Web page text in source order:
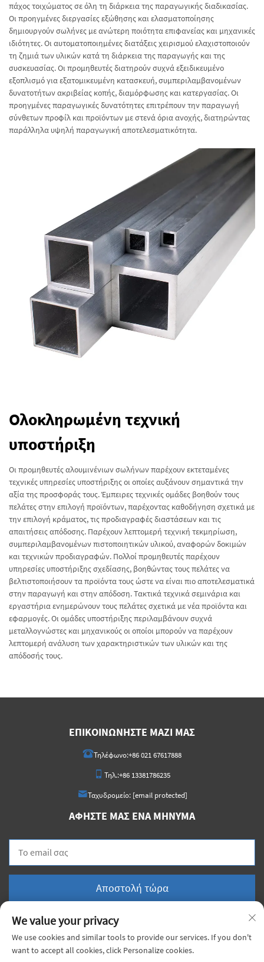
πάχος τοιχώματος σε όλη τη διάρκεια της παραγωγικής διαδικασίας.
Οι προηγμένες διεργασίες εξώθησης και ελασματοποίησης
δημιουργούν σωλήνες με ανώτερη ποιότητα επιφανείας και μηχανικές
ιδιότητες. Οι αυτοματοποιημένες διατάξεις χειρισμού ελαχιστοποιούν
τη ζημιά των υλικών κατά τη διάρκεια της παραγωγής και της
συσκευασίας. Οι προμηθευτές διατηρούν συχνά εξειδικευμένο
εξοπλισμό για εξατομικευμένη κατασκευή, συμπεριλαμβανομένων
δυνατοτήτων ακριβείας κοπής, διαμόρφωσης και κατεργασίας. Οι
προηγμένες παραγωγικές δυνατότητες επιτρέπουν την παραγωγή
σύνθετων προφίλ και προϊόντων με στενά όρια ανοχής, διατηρώντας
παράλληλα υψηλή παραγωγική αποτελεσματικότητα.
Ολοκληρωμένη τεχνική
υποστήριξη
Οι προμηθευτές αλουμινένιων σωλήνων παρέχουν εκτεταμένες
τεχνικές υπηρεσίες υποστήριξης οι οποίες αυξάνουν σημαντικά την
αξία της προσφοράς τους. Έμπειρες τεχνικές ομάδες βοηθούν τους
πελάτες στην επιλογή προϊόντων, παρέχοντας καθοδήγηση σχετικά με
την επιλογή κράματος, τις προδιαγραφές διαστάσεων και τις
απαιτήσεις απόδοσης. Παρέχουν λεπτομερή τεχνική τεκμηρίωση,
συμπεριλαμβανομένων πιστοποιητικών υλικού, αναφορών δοκιμών
και τεχνικών προδιαγραφών. Πολλοί προμηθευτές παρέχουν
υπηρεσίες υποστήριξης σχεδίασης, βοηθώντας τους πελάτες να
βελτιστοποιήσουν τα προϊόντα τους ώστε να είναι πιο αποτελεσματικά
στην παραγωγή και στην απόδοση. Τακτικά τεχνικά σεμινάρια και
εργαστήρια ενημερώνουν τους πελάτες σχετικά με νέα προϊόντα και
εφαρμογές. Οι ομάδες υποστήριξης περιλαμβάνουν συχνά
μεταλλογνώστες και μηχανικούς οι οποίοι μπορούν να παρέχουν
λεπτομερή ανάλυση των χαρακτηριστικών των υλικών και της
απόδοσής τους.
ΕΠΙΚΟΙΝΩΝΉΣΤΕ ΜΑΖΊ ΜΑΣ
Τηλέφωνο:+86 021 67617888
Τηλ.:+86 13381786235
Ταχυδρομείο: [email protected]
ΑΦΉΣΤΕ ΜΑΣ ΈΝΑ ΜΉΝΥΜΑ
Αποστολή τώρα
We value your privacy
We use cookies and similar tools to provide our services. If you don't
want to accept all cookies, click Personalize cookies.